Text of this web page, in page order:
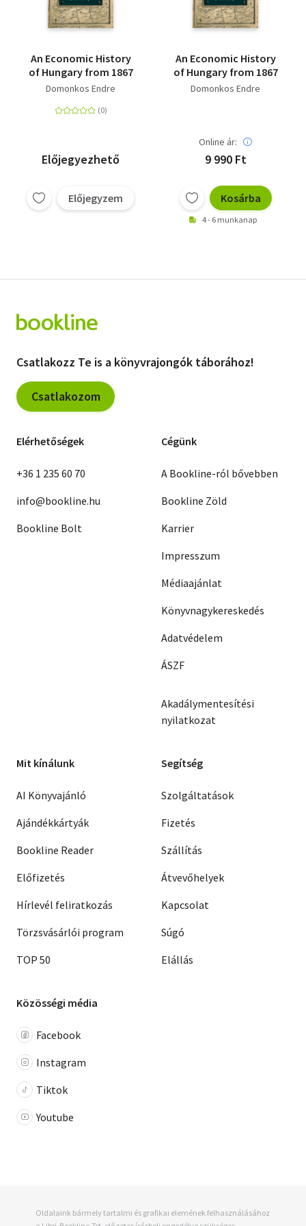
An Economic History
of Hungary from 1867
Domonkos Endre
Előjegyezhető
Előjegyzem
An Economic History
of Hungary from 1867
Domonkos Endre
Online ár:
9 990 Ft
Kosárba
4 - 6 munkanap
Csatlakozz Te is a könyvrajongók táborához!
Csatlakozom
Elérhetőségek
+36 1 235 60 70
info@bookline.hu
Bookline Bolt
Cégünk
A Bookline-ról bővebben
Bookline Zöld
Karrier
Impresszum
Médiaajánlat
Könyvnagykereskedés
Adatvédelem
ÁSZF
Akadálymentesítési
nyilatkozat
Mit kínálunk
AI Könyvajánló
Ajándékkártyák
Bookline Reader
Előfizetés
Hírlevél feliratkozás
Törzsvásárlói program
TOP 50
Segítség
Szolgáltatások
Fizetés
Szállítás
Átvevőhelyek
Kapcsolat
Súgó
Elállás
Közösségi média
Facebook
Instagram
Tiktok
Youtube
Oldalaink bármely tartalmi és grafikai elemének felhasználásához